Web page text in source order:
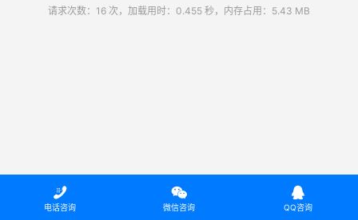
请求次数：16 次，加载用时：0.455 秒，内存占用：5.43 MB

电话咨询

微信咨询

QQ咨询